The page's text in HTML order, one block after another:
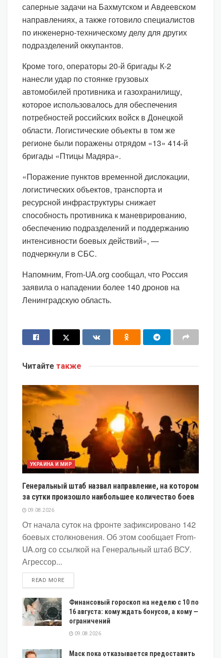
саперные задачи на Бахмутском и Авдеевском
направлениях, а также готовило специалистов
по инженерно-техническому делу для других
подразделений оккупантов.
Кроме того, операторы 20-й бригады К-2
нанесли удар по стоянке грузовых
автомобилей противника и газохранилищу,
которое использовалось для обеспечения
потребностей российских войск в Донецкой
области. Логистические объекты в том же
регионе были поражены отрядом «13» 414-й
бригады «Птицы Мадяра».
«Поражение пунктов временной дислокации,
логистических объектов, транспорта и
ресурсной инфраструктуры снижает
способность противника к маневрированию,
обеспечению подразделений и поддержанию
интенсивности боевых действий», —
подчеркнули в СБС.
Напомним, From-UA.org сообщал, что Россия
заявила о нападении более 140 дронов на
Ленинградскую область.
Читайте также
УКРАИНА И МИР
Генеральный штаб назвал направление, на котором
за сутки произошло наибольшее количество боев
09.08.2026
От начала суток на фронте зафиксировано 142
боевых столкновения. Об этом сообщает From-
UA.org со ссылкой на Генеральный штаб ВСУ.
Агрессор...
READ MOREDETAILS
Финансовый гороскоп на неделю с 10 по
16 августа: кому ждать бонусов, а кому —
ограничений
09.08.2026
Маск пока отказывается предоставить